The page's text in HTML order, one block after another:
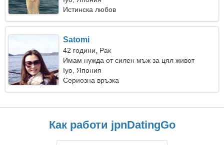
Истинска любов
Satomi
42 години, Рак
Имам нужда от силен мъж за цял живот
Iyo, Япония
Сериозна връзка
Как работи jpnDatingGo